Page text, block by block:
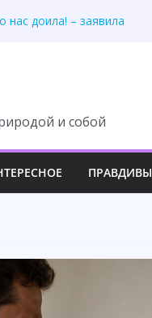
нас доила! – заявила
механик», — хохотал
почку моей матери.
и собой